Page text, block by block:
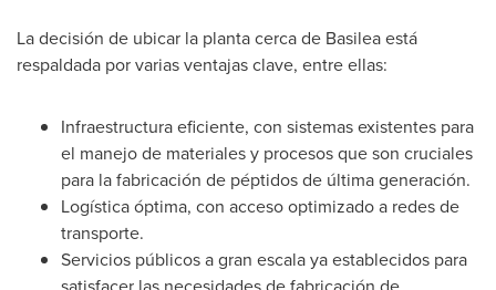
La decisión de ubicar la planta cerca de Basilea está
respaldada por varias ventajas clave, entre ellas:
Infraestructura eficiente, con sistemas existentes para
el manejo de materiales y procesos que son cruciales
para la fabricación de péptidos de última generación.
Logística óptima, con acceso optimizado a redes de
transporte.
Servicios públicos a gran escala ya establecidos para
satisfacer las necesidades de fabricación de